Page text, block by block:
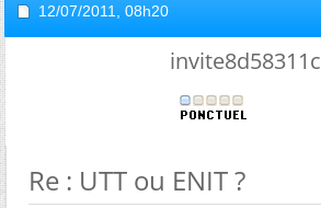
12/07/2011, 08h20
invite8d58311c
Re : UTT ou ENIT ?